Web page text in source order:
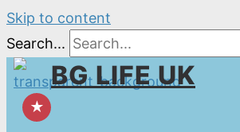
Skip to content
Search...
BG LIFE UK
★